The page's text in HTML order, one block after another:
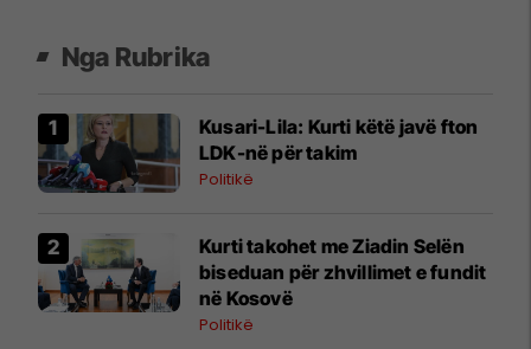
Nga Rubrika
​Kusari-Lila: Kurti këtë javë fton
LDK-në për takim
Politikë
Kurti takohet me Ziadin Selën
biseduan për zhvillimet e fundit
në Kosovë
Politikë